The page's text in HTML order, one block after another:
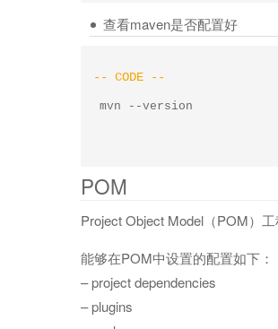
查看maven是否配置好
POM
Project Object Model（POM）
能够在POM中设置的配置如下：
– project dependencies
– plugins